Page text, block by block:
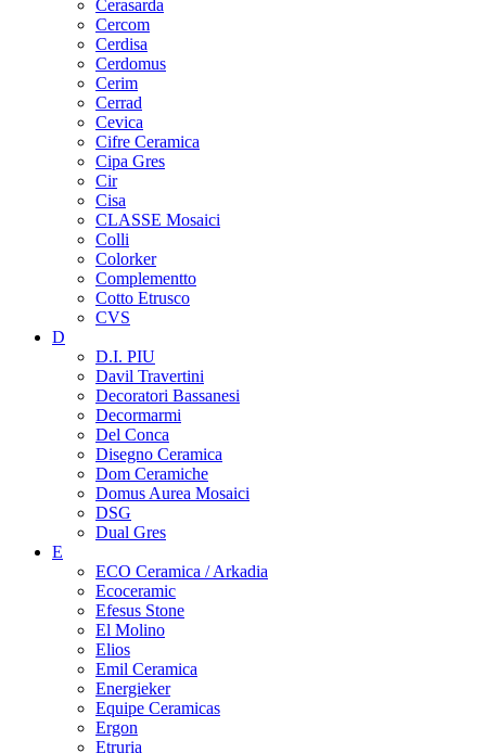
Cerasarda
Cercom
Cerdisa
Cerdomus
Cerim
Cerrad
Cevica
Cifre Ceramica
Cipa Gres
Cir
Cisa
CLASSE Mosaici
Colli
Colorker
Complementto
Cotto Etrusco
CVS
D
D.I. PIU
Davil Travertini
Decoratori Bassanesi
Decormarmi
Del Conca
Disegno Ceramica
Dom Ceramiche
Domus Aurea Mosaici
DSG
Dual Gres
E
ECO Ceramica / Arkadia
Ecoceramic
Efesus Stone
El Molino
Elios
Emil Ceramica
Energieker
Equipe Ceramicas
Ergon
Etruria